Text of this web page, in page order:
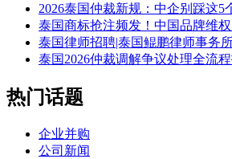
2026泰国仲裁新规：中企别踩这5
泰国商标抢注频发！中国品牌维
泰国律师招聘|泰国鲲鹏律师事务
泰国2026仲裁调解争议处理全流程
热门话题
企业并购
公司新闻